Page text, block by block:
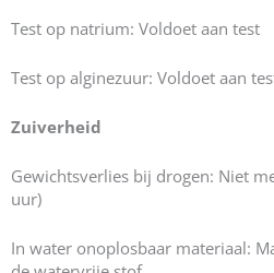
Test op natrium: Voldoet aan test
Test op alginezuur: Voldoet aan
Zuiverheid
Gewichtsverlies bij drogen: Niet
uur)
In water onoplosbaar materiaal: